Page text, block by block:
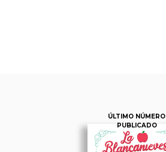
ÚLTIMO NÚMERO
PUBLICADO